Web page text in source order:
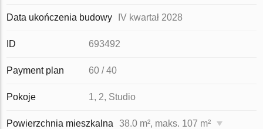
Data ukończenia budowy IV kwartał 2028
ID 693492
Payment plan 60 / 40
Pokoje 1, 2, Studio
Powierzchnia mieszkalna 38.0 m², maks. 107 m²